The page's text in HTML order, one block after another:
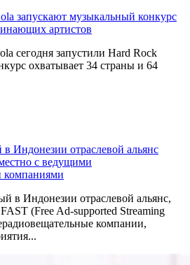
запускают музыкальный конкурс
артистов
сегодня запустили Hard Rock
охватывает 34 страны и 64
в Индонезии отраслевой альянс
с ведущими
компаниями
в Индонезии отраслевой альянс,
(Free Ad-supported Streaming
компании,